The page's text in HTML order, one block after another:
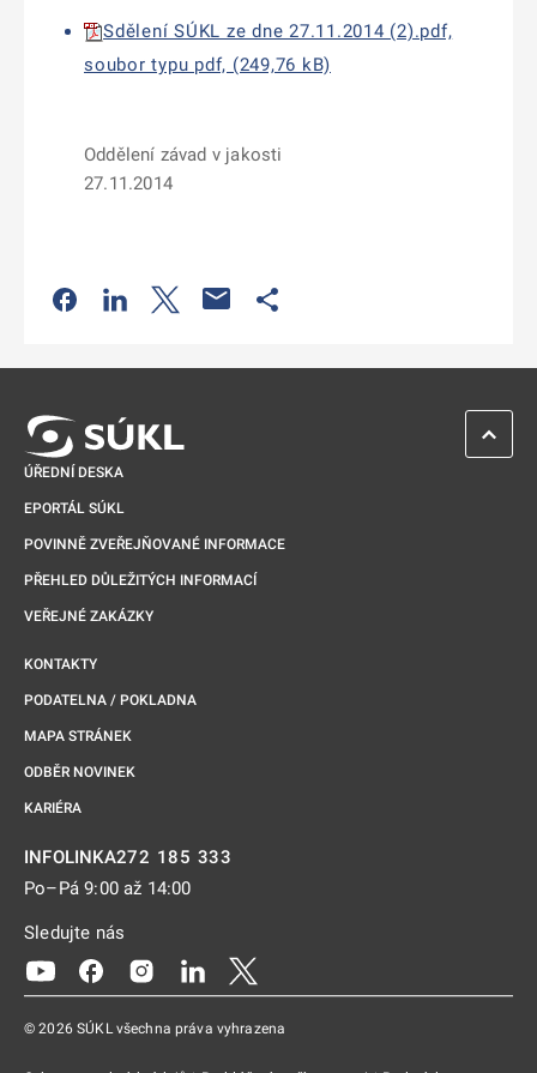
Sdělení SÚKL ze dne 27.11.2014 (2).pdf,
soubor typu pdf, (249,76 kB)
Oddělení závad v jakosti
27.11.2014
Odkaz se otevře na nové kartě
Odkaz se otevře na nové kartě
Odkaz se otevře na nové kartě
ÚŘEDNÍ DESKA
EPORTÁL SÚKL
POVINNĚ ZVEŘEJŇOVANÉ INFORMACE
PŘEHLED DŮLEŽITÝCH INFORMACÍ
VEŘEJNÉ ZAKÁZKY
KONTAKTY
PODATELNA / POKLADNA
MAPA STRÁNEK
ODBĚR NOVINEK
KARIÉRA
INFOLINKA272 185 333
Po–Pá 9:00 až 14:00
Sledujte nás
Odkaz se otevře na nové kartě
Odkaz se otevře na nové kartě
Odkaz se otevře na nové kartě
Odkaz se otevře na nové kartě
© 2026 SÚKL všechna práva vyhrazena
ZPĚT